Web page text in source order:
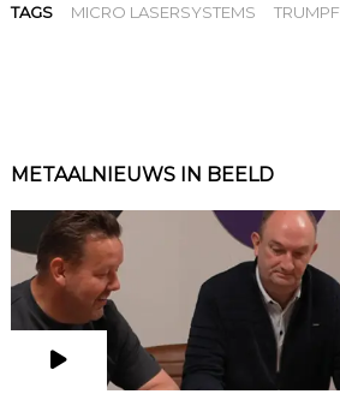
TAGS MICRO LASERSYSTEMS TRUMPF
METAALNIEUWS IN BEELD